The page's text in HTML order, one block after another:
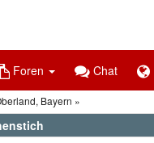
Foren Chat
Bayern